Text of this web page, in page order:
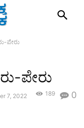
ಪೇರು
ಪೇರು
7, 2022 0
189